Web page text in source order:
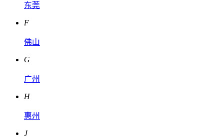
东莞
F
佛山
G
广州
H
惠州
J